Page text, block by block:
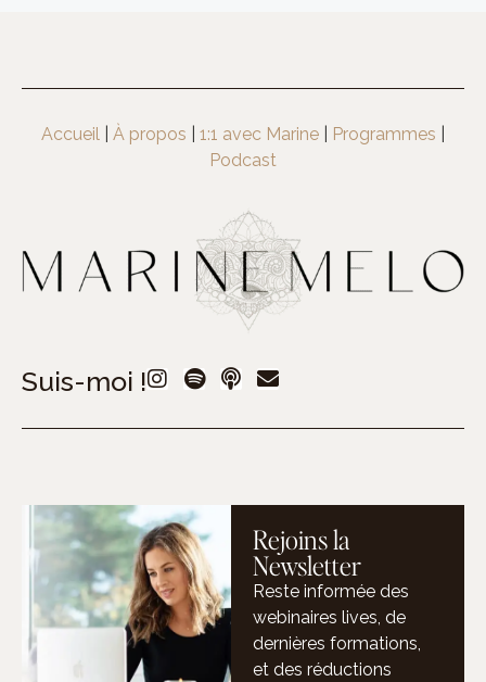
Accueil À propos 1:1 avec Marine Programmes
Podcast
Suis-moi !
Rejoins la
Newsletter
Reste informée des
webinaires lives, de
dernières formations,
et des réductions